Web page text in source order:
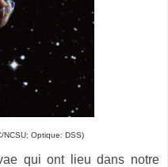
NCSU; Optique: DSS)
qui ont lieu dans notre